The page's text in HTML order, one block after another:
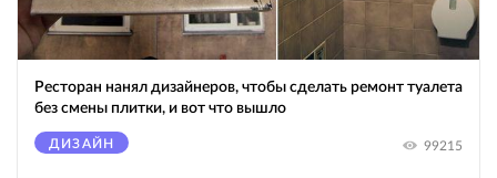
Ресторан нанял дизайнеров, чтобы сделать ремонт туалета
без смены плитки, и вот что вышло
ДИЗАЙН 99215